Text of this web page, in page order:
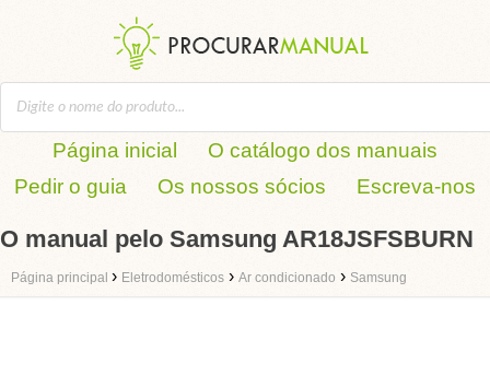
Página inicial
O catálogo dos manuais
Pedir o guia
Os nossos sócios Escreva-nos
O manual pelo Samsung AR18JSFSBURN
Página principal › Eletrodomésticos › Ar condicionado › Samsung